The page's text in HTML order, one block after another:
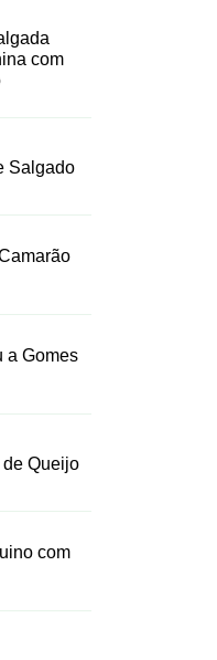
com
Salgado
a Gomes
Queijo
com